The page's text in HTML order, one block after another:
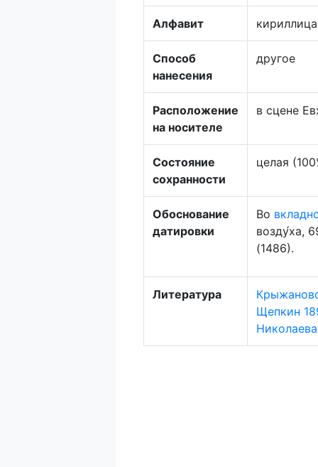
Алфавит кириллица
Способ
нанесения
другое
Расположение
на носителе
в сцене
Состояние
сохранности
целая
Обоснование
датировки
Во
возду́ха,
(1486).
Литература
Щепкин